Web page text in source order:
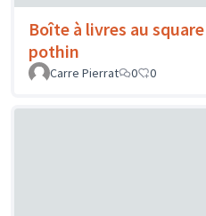
Boîte à livres au
pothin
Carre Pierrat
0 0